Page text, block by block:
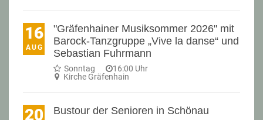
16
AUG
"Gräfenhainer Musiksommer 2026" mit
Barock-Tanzgruppe „Vive la danse“ und
Sebastian Fuhrmann
Sonntag
16:00 Uhr
Kirche Gräfenhain
20 Bustour der Senioren in Schönau